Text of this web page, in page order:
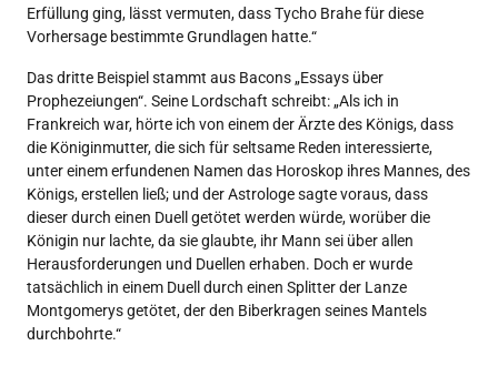
Erfüllung ging, lässt vermuten, dass Tycho Brahe für diese
Vorhersage bestimmte Grundlagen hatte.“
Das dritte Beispiel stammt aus Bacons „Essays über
Prophezeiungen“. Seine Lordschaft schreibt: „Als ich in
Frankreich war, hörte ich von einem der Ärzte des Königs, dass
die Königinmutter, die sich für seltsame Reden interessierte,
unter einem erfundenen Namen das Horoskop ihres Mannes, des
Königs, erstellen ließ; und der Astrologe sagte voraus, dass
dieser durch einen Duell getötet werden würde, worüber die
Königin nur lachte, da sie glaubte, ihr Mann sei über allen
Herausforderungen und Duellen erhaben. Doch er wurde
tatsächlich in einem Duell durch einen Splitter der Lanze
Montgomerys getötet, der den Biberkragen seines Mantels
durchbohrte.“